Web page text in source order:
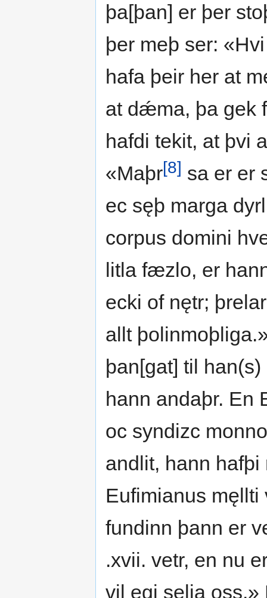
þa[þan] er þer
þer meþ ser:
hafa þeir her at
at dǽma, þa gek
hafdi tekit, at þvi
«Maþr[8] sa er er
ec sęþ marga
corpus domini
litla fæzlo, er
ecki of nętr;
allt
þan[gat] til
hann andaþr. En
oc syndizc
andlit, hann
Eufimianus męllti
fundinn þann er
.xvii. vetr, en nu
vil egi selia